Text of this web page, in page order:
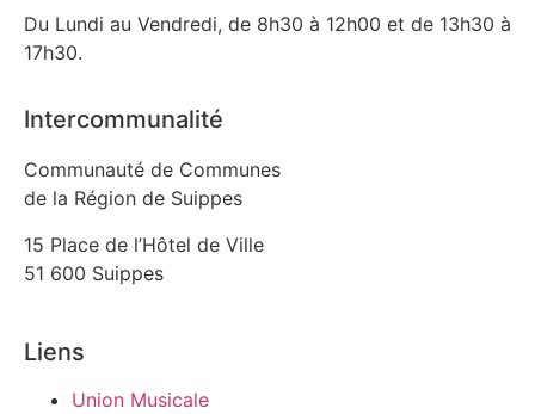
Du Lundi au Vendredi, de 8h30 à 12h00 et de 13h30 à
17h30.
Intercommunalité
Communauté de Communes
de la Région de Suippes
15 Place de l’Hôtel de Ville
51 600 Suippes
Liens
Union Musicale